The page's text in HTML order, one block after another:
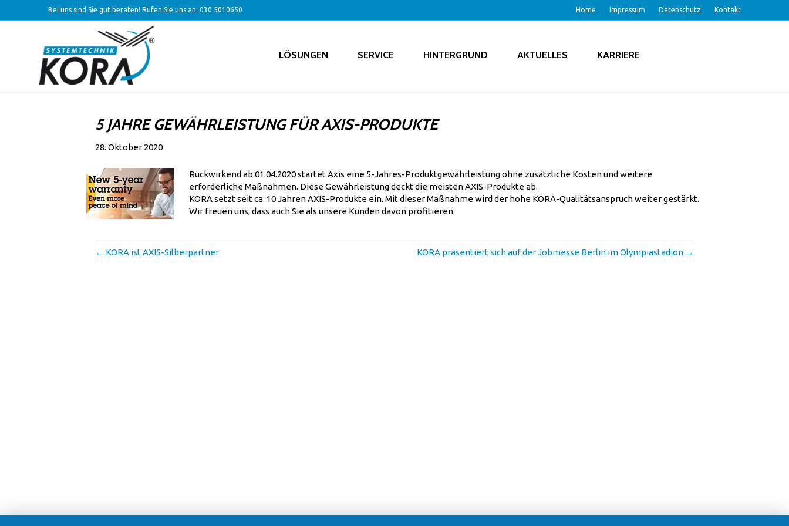
Bei uns sind Sie gut beraten! Rufen Sie uns an:030 5010650 Home Impressum Datenschutz Kontakt
LÖSUNGEN SERVICE HINTERGRUND AKTUELLES KARRIERE
5 JAHRE GEWÄHRLEISTUNG FÜR AXIS-PRODUKTE
28. Oktober 2020
Rückwirkend ab 01.04.2020 startet Axis eine 5-Jahres-Produktgewährleistung ohne zusätzliche Kosten und weitere
erforderliche Maßnahmen. Diese Gewährleistung deckt die meisten AXIS-Produkte ab.
KORA setzt seit ca. 10 Jahren AXIS-Produkte ein. Mit dieser Maßnahme wird der hohe KORA-Qualitätsanspruch weiter gestärkt.
Wir freuen uns, dass auch Sie als unsere Kunden davon profitieren.
← KORA ist AXIS-Silberpartner KORA präsentiert sich auf der Jobmesse Berlin im Olympiastadion →